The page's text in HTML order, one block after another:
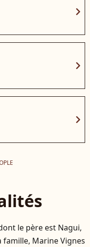
chevron_right
chevron_right
chevron_right
le père est Nagui,
famille, Marine Vignes